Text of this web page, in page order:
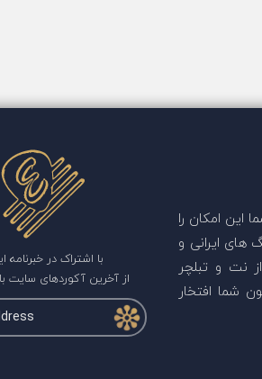
این امکان را
های ایرانی و
نت و تبلچر
شما افتخار
با اشتراک در خبرنامه
از آخرین آکوردهای سایت